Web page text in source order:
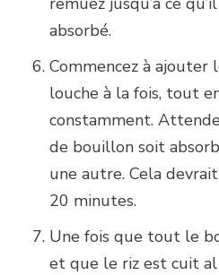
absorbé.
Commencez à ajouter
louche à la fois, tout
constamment.
de bouillon soit
une autre. Cela
20 minutes.
Une fois que tout le
et que le riz est cuit